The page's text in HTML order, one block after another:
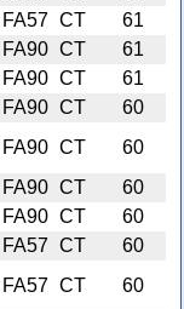
FA57 CT
61
FA90 CT
61
FA90 CT
61
FA90 CT
60
FA90 CT
60
FA90 CT
60
FA90 CT
60
FA57 CT
60
FA57 CT
60